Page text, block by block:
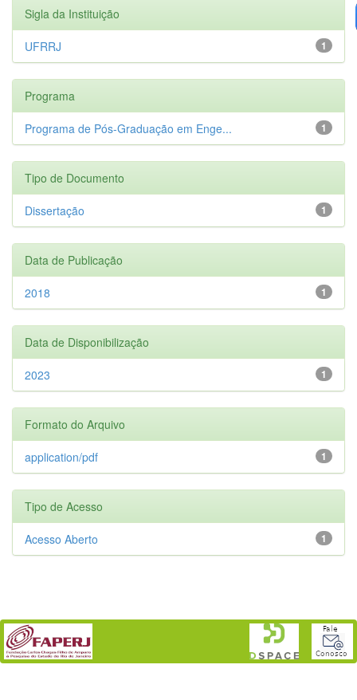
Sigla da Instituição
1
UFRRJ
Programa
1
Programa de Pós-Graduação em Enge...
Tipo de Documento
1
Dissertação
Data de Publicação
1
2018
Data de Disponibilização
1
2023
Formato do Arquivo
1
application/pdf
Tipo de Acesso
1
Acesso Aberto